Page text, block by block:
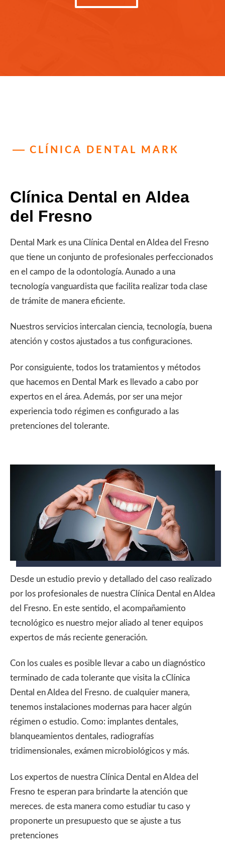
CLÍNICA DENTAL MARK
Clínica Dental en Aldea
del Fresno
Dental Mark es una Clínica Dental en Aldea del Fresno
que tiene un conjunto de profesionales perfeccionados
en el campo de la odontología. Aunado a una
tecnología vanguardista que facilita realizar toda clase
de trámite de manera eficiente.
Nuestros servicios intercalan ciencia, tecnología, buena
atención y costos ajustados a tus configuraciones.
Por consiguiente, todos los tratamientos y métodos
que hacemos en Dental Mark es llevado a cabo por
expertos en el área. Además, por ser una mejor
experiencia todo régimen es configurado a las
pretenciones del tolerante.
Desde un estudio previo y detallado del caso realizado
por los profesionales de nuestra Clínica Dental en Aldea
del Fresno. En este sentido, el acompañamiento
tecnológico es nuestro mejor aliado al tener equipos
expertos de más reciente generación.
Con los cuales es posible llevar a cabo un diagnóstico
terminado de cada tolerante que visita la cClínica
Dental en Aldea del Fresno. de cualquier manera,
tenemos instalaciones modernas para hacer algún
régimen o estudio. Como: implantes dentales,
blanqueamientos dentales, radiografías
tridimensionales, exámen microbiológicos y más.
Los expertos de nuestra Clínica Dental en Aldea del
Fresno te esperan para brindarte la atención que
mereces. de esta manera como estudiar tu caso y
proponerte un presupuesto que se ajuste a tus
pretenciones